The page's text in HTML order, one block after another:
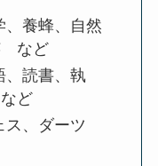
、養蜂、自然
など
、読書、執
ど
ス、ダーツ